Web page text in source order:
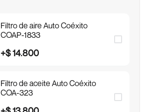
Filtro de aire Auto Coéxito
COAP-1833
+$14.800
Filtro de aceite Auto Coéxito
COA-323